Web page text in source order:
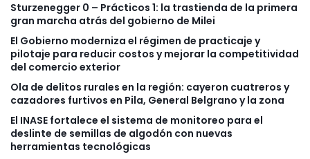
Sturzenegger 0 – Prácticos 1: la trastienda de la primera
gran marcha atrás del gobierno de Milei
El Gobierno moderniza el régimen de practicaje y
pilotaje para reducir costos y mejorar la competitividad
del comercio exterior
Ola de delitos rurales en la región: cayeron cuatreros y
cazadores furtivos en Pila, General Belgrano y la zona
El INASE fortalece el sistema de monitoreo para el
deslinte de semillas de algodón con nuevas
herramientas tecnológicas